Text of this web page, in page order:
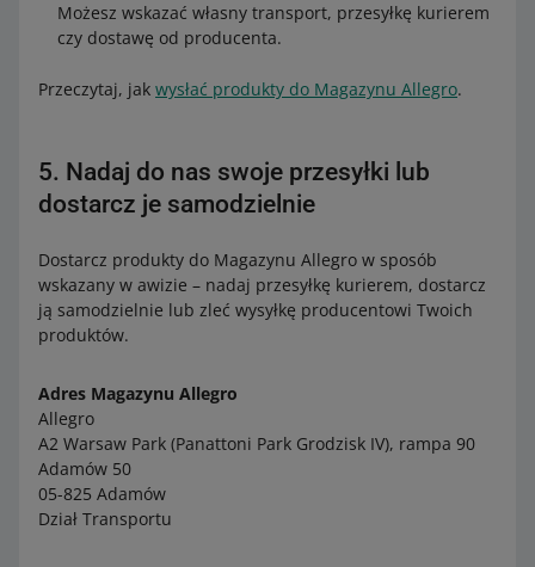
Możesz wskazać własny transport, przesyłkę kurierem
czy dostawę od producenta.
Przeczytaj, jak wysłać produkty do Magazynu Allegro.
5. Nadaj do nas swoje przesyłki lub
dostarcz je samodzielnie
Dostarcz produkty do Magazynu Allegro w sposób
wskazany w awizie – nadaj przesyłkę kurierem, dostarcz
ją samodzielnie lub zleć wysyłkę producentowi Twoich
produktów.
Adres Magazynu Allegro
Allegro
A2 Warsaw Park (Panattoni Park Grodzisk IV), rampa 90
Adamów 50
05-825 Adamów
Dział Transportu